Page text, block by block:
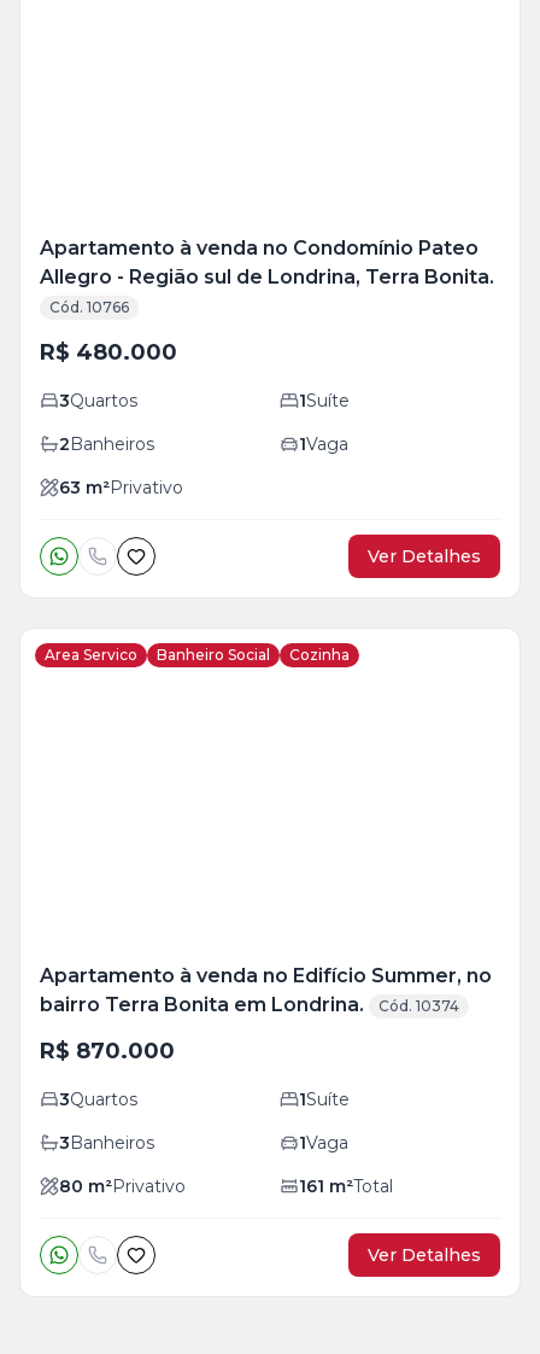
Apartamento à venda no Condomínio Pateo
Allegro - Região sul de Londrina, Terra Bonita.
Cód. 10766
R$ 480.000
3Quartos 1Suíte
2Banheiros 1Vaga
63 m²Privativo
Ver Detalhes
Area Servico Banheiro Social Cozinha
Apartamento à venda no Edifício Summer, no
bairro Terra Bonita em Londrina.
Cód. 10374
R$ 870.000
3Quartos 1Suíte
3Banheiros 1Vaga
80 m²Privativo 161 m²Total
Ver Detalhes